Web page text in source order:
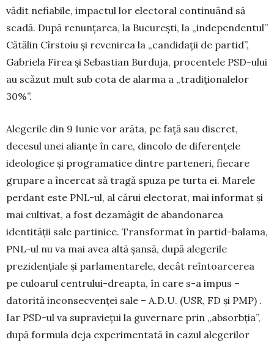
vădit nefiabile, impactul lor electoral continuând să
scadă. După renunțarea, la București, la „independentul”
Cătălin Cîrstoiu și revenirea la „candidații de partid”,
Gabriela Firea și Sebastian Burduja, procentele PSD-ului
au scăzut mult sub cota de alarma a „tradiționalelor
30%”.
Alegerile din 9 Iunie vor arăta, pe față sau discret,
decesul unei alianțe în care, dincolo de diferențele
ideologice și programatice dintre parteneri, fiecare
grupare a încercat să tragă spuza pe turta ei. Marele
perdant este PNL-ul, al cărui electorat, mai informat și
mai cultivat, a fost dezamăgit de abandonarea
identității sale partinice. Transformat în partid-balama,
PNL-ul nu va mai avea altă șansă, după alegerile
prezidențiale și parlamentarele, decât reîntoarcerea
pe culoarul centrului-dreapta, în care s-a impus –
datorită inconsecvenței sale – A.D.U. (USR, FD și PMP) .
Iar PSD-ul va supraviețui la guvernare prin „absorbția”,
după formula deja experimentată în cazul alegerilor